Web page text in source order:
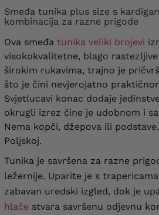
62
opseg prsa 154 cm
duljina 89/93 cm,
bicepsi 58 cm
64
opseg prsa 158 cm ,
duljina 90/94 cm,
bicepsi 60 cm
Smeđa tunika plus size s kardiganom – praktična
kombinacija za razne prigode
Ova smeđa tunika veliki brojevi
visokokvalitetne, blago
širokim rukavima, trajno je
što je čini nevjerojatno
Svjetlucavi konac dodaje
okrugli izrez čine je udobnom i
Nema kopči, džepova ili
Poljskoj.
Tunika je savršena za razne
ležernije. Uparite je s
zabavan uredski izgled, dok je
hlače stvara savršenu odjevnu